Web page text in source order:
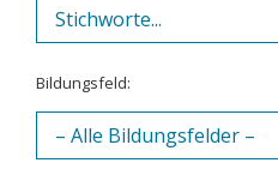
Bildungsfeld: